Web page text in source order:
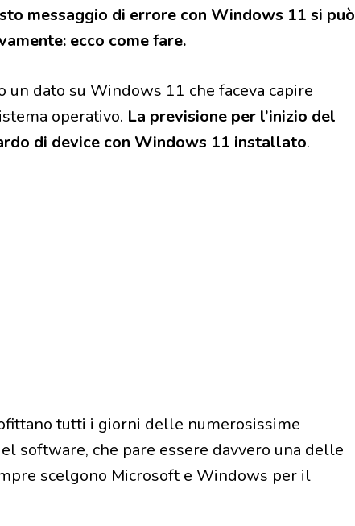
messaggio di errore con Windows 11 si può
ecco come fare.
un dato su Windows 11 che faceva capire
operativo. La previsione per l’inizio del
di device con Windows 11 installato.
tutti i giorni delle numerosissime
software, che pare essere davvero una delle
scelgono Microsoft e Windows per il